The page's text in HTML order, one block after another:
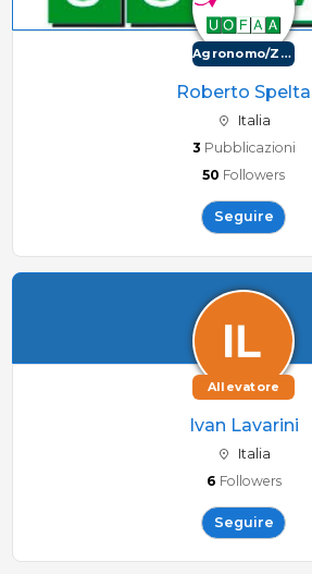
Agronomo/Zootecnico
Roberto Spelta
Italia
3 Pubblicazioni
50 Followers
Seguire
Allevatore
Ivan Lavarini
Italia
6 Followers
Seguire